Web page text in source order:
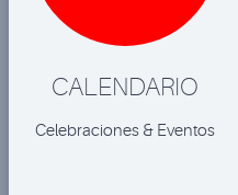
CALENDARIO
Celebraciones & Eventos